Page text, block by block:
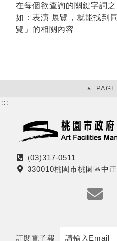
在每個欲查詢的關鍵字詞
如：表演 展覽，就能找到
覽」的相關內容
:::
電
話
(03)317-0511
地
330010桃園市桃園區中
m
訂閱電子報